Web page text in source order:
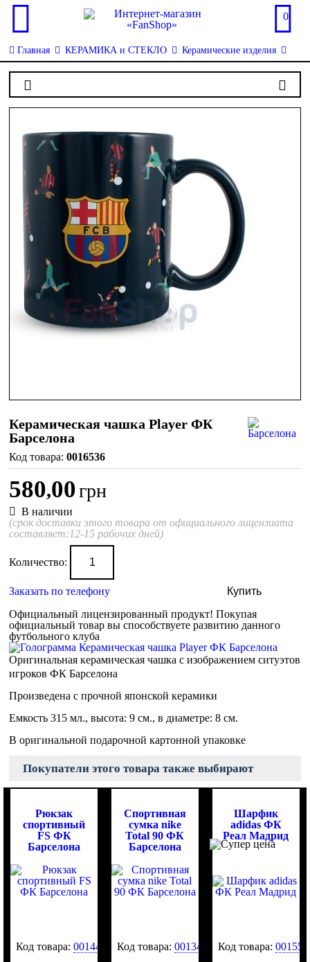
0
Главная КЕРАМИКА и СТЕКЛО Керамические изделия
Керамическая чашка Player ФК
Барселона
0016536
580,00грн
В наличии
(срок доставки этого товара от официального лицензиата
составляет:12-15 рабочих дней)
Количество:
Заказать по телефону
Купить
Официальный лицензированный продукт!Покупая
официальный товар вы способствуете развитию данного
футбольного клуба
Оригинальная керамическая чашка с изображением ситуэтов
игроков ФК Барселона
Произведена с прочной японской керамики
Емкость 315 мл., высота: 9 см., в диаметре: 8 см.
В оригинальной подарочной картонной упаковке
Покупатели этого товара также выбирают
Рюкзак
спортивный
FS ФК
Барселона
Код товара:0014452
Спортивная
сумка nike
Total 90 ФК
Барселона
Код товара:0013490
Шарфик
adidas ФК
Реал Мадрид
Код товара: